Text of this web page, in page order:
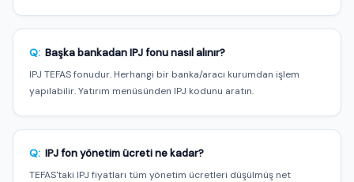
Q: Başka bankadan IPJ fonu nasıl alınır?
IPJ TEFAS fonudur. Herhangi bir banka/aracı kurumdan işlem
yapılabilir. Yatırım menüsünden IPJ kodunu aratın.
Q: IPJ fon yönetim ücreti ne kadar?
TEFAS'taki IPJ fiyatları tüm yönetim ücretleri düşülmüş net